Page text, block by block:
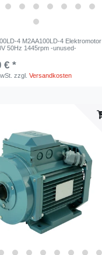
4 M2AA100LD-4 Elektromotor
50Hz 1445rpm -unused-
€ *
zzgl.Versandkosten